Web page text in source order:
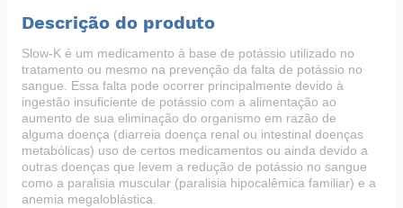
Descrição do produto
Slow-K é um medicamento à base de potássio utilizado no
tratamento ou mesmo na prevenção da falta de potássio no
sangue. Essa falta pode ocorrer principalmente devido à
ingestão insuficiente de potássio com a alimentação ao
aumento de sua eliminação do organismo em razão de
alguma doença (diarreia doença renal ou intestinal doenças
metabólicas) uso de certos medicamentos ou ainda devido a
outras doenças que levem a redução de potássio no sangue
como a paralisia muscular (paralisia hipocalêmica familiar) e a
anemia megaloblástica.